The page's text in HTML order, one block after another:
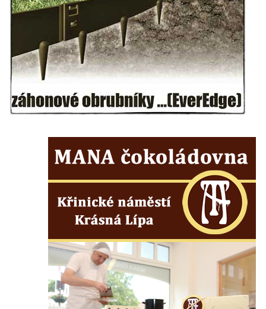
Socha svatého Dominika na nádvoří
kláštera dominikánů v Českých
Budějovicích
Sousoší Kalvárie před klášterem
dominikánů u Piaristického náměstí v
Českých Budějovicích
Pamětní deska Tomáše Garrigue Masaryka
Českých Budějovicích
Pamětní deska Josefa Hloucha na
Budějovicích
Socha žáby u rybníčku na Náměstí v
Kamenném Újezdě
Pamětní kámen družebních obcí Kamenný